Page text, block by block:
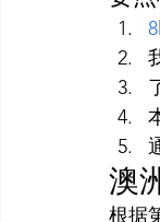
澳
根据